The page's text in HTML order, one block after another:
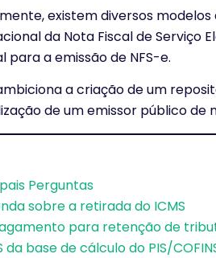
existem diversos modelos
da Nota Fiscal de Serviço
para a emissão de NFS-e.
a criação de um
de um emissor público
Perguntas
sobre a retirada do ICMS
para retenção de
da base de cálculo do PIS/